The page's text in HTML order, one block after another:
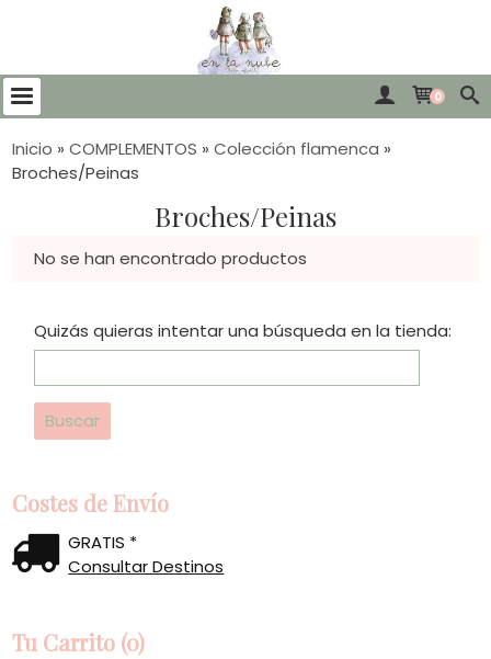
0
Costes de Envío
GRATIS *
Consultar Destinos
Tu Carrito (0)
Inicio » COMPLEMENTOS » Colección flamenca »
Broches/Peinas
Broches/Peinas
No se han encontrado productos
Quizás quieras intentar una búsqueda en la tienda: